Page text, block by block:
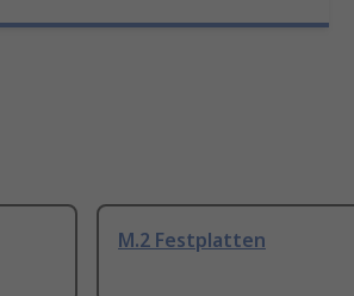
M.2 Festplatten